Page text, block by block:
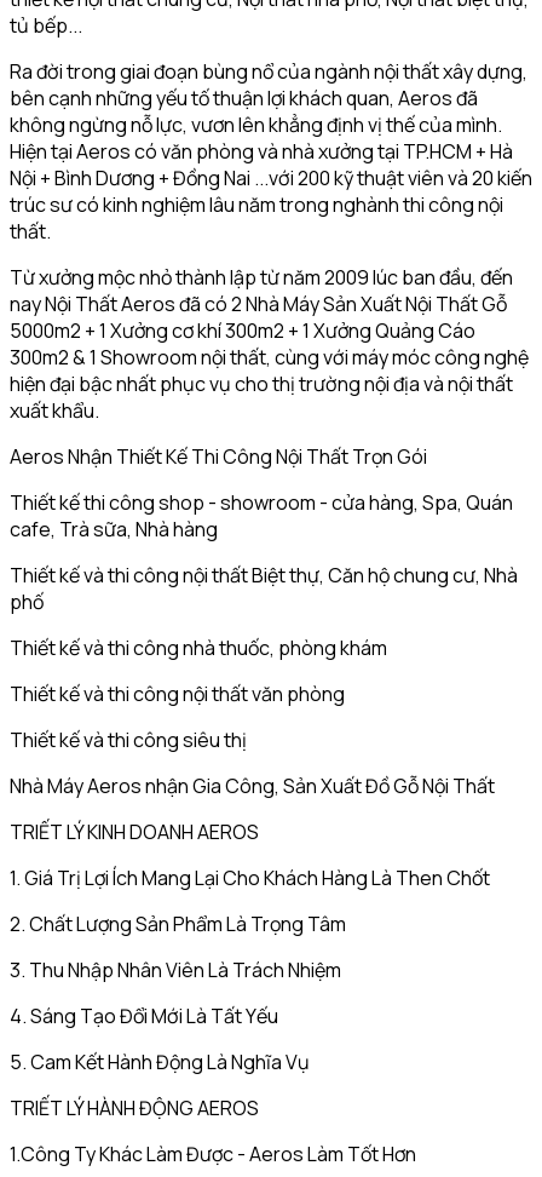
tủ bếp...
Ra đời trong giai đoạn bùng nổ của ngành nội thất xây dựng,
bên cạnh những yếu tố thuận lợi khách quan, Aeros đã
không ngừng nỗ lực, vươn lên khẳng định vị thế của mình.
Hiện tại Aeros có văn phòng và nhà xưởng tại TP.HCM + Hà
Nội + Bình Dương + Đồng Nai ...với 200 kỹ thuật viên và 20 kiến
trúc sư có kinh nghiệm lâu năm trong nghành thi công nội
thất.
Từ xưởng mộc nhỏ thành lập từ năm 2009 lúc ban đầu, đến
nay Nội Thất Aeros đã có 2 Nhà Máy Sản Xuất Nội Thất Gỗ
5000m2 + 1 Xưởng cơ khí 300m2 + 1 Xưởng Quảng Cáo
300m2 & 1 Showroom nội thất, cùng với máy móc công nghệ
hiện đại bậc nhất phục vụ cho thị trường nội địa và nội thất
xuất khẩu.
Aeros Nhận Thiết Kế Thi Công Nội Thất Trọn Gói
Thiết kế thi công shop - showroom - cửa hàng, Spa, Quán
cafe, Trà sữa, Nhà hàng
Thiết kế và thi công nội thất Biệt thự, Căn hộ chung cư, Nhà
phố
Thiết kế và thi công nhà thuốc, phòng khám
Thiết kế và thi công nội thất văn phòng
Thiết kế và thi công siêu thị
Nhà Máy Aeros nhận Gia Công, Sản Xuất Đồ Gỗ Nội Thất
TRIẾT LÝ KINH DOANH AEROS
1. Giá Trị Lợi Ích Mang Lại Cho Khách Hàng Là Then Chốt
2. Chất Lượng Sản Phẩm Là Trọng Tâm
3. Thu Nhập Nhân Viên Là Trách Nhiệm
4. Sáng Tạo Đổi Mới Là Tất Yếu
5. Cam Kết Hành Động Là Nghĩa Vụ
TRIẾT LÝ HÀNH ĐỘNG AEROS
1.Công Ty Khác Làm Được - Aeros Làm Tốt Hơn